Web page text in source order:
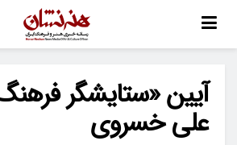
آیین «ستایشگر
علی خسروی